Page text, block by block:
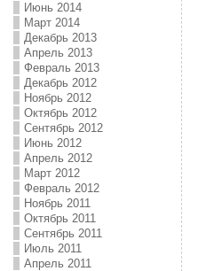
Июнь 2014
Март 2014
Декабрь 2013
Апрель 2013
Февраль 2013
Декабрь 2012
Ноябрь 2012
Октябрь 2012
Сентябрь 2012
Июнь 2012
Апрель 2012
Март 2012
Февраль 2012
Ноябрь 2011
Октябрь 2011
Сентябрь 2011
Июль 2011
Апрель 2011